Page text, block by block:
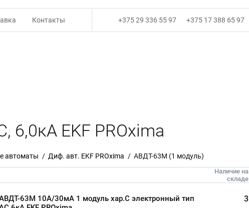
Контакты +375 29 336 55 97 +375 17 388 65 97
6,0кА EKF PROxima
автоматы Диф. авт. EKF PROxima АВДТ-63M (1 модуль)
Наличие на
складе
63М 10А/30мА 1 модуль хар.C электронный тип
3